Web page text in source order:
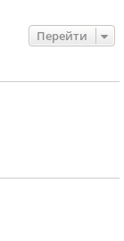
Перейти